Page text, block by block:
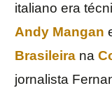
italiano era
Andy Mangan
Brasileira na
jornalista